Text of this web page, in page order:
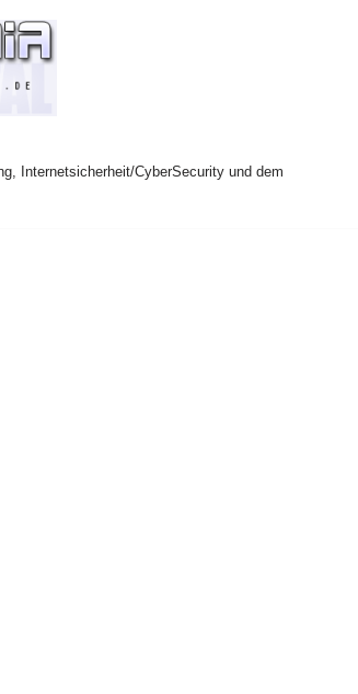
Internetsicherheit/CyberSecurity und dem